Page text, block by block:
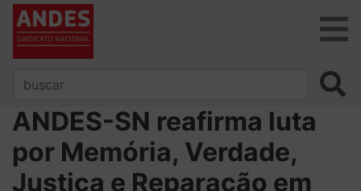
ANDES-SN reafirma luta
por Memória, Verdade,
Justiça e Reparação em